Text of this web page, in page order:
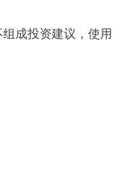
成投资建议，使用